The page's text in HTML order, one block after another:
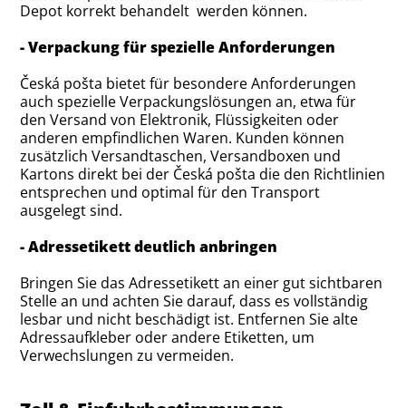
Depot korrekt behandelt werden können.
- Verpackung für spezielle Anforderungen
Česká pošta bietet für besondere Anforderungen
auch spezielle Verpackungslösungen an, etwa für
den Versand von Elektronik, Flüssigkeiten oder
anderen empfindlichen Waren. Kunden können
zusätzlich Versandtaschen, Versandboxen und
Kartons direkt bei der Česká pošta die den Richtlinien
entsprechen und optimal für den Transport
ausgelegt sind.
- Adressetikett deutlich anbringen
Bringen Sie das Adressetikett an einer gut sichtbaren
Stelle an und achten Sie darauf, dass es vollständig
lesbar und nicht beschädigt ist. Entfernen Sie alte
Adressaufkleber oder andere Etiketten, um
Verwechslungen zu vermeiden.